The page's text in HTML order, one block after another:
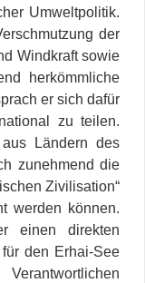
Umweltpolitik.
der
Windkraft sowie
herkömmliche
er sich dafür
zu teilen.
Ländern des
zunehmend die
Zivilisation“
werden können.
einen direkten
den Erhai-See